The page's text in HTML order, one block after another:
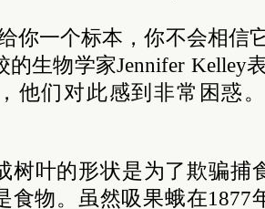
你一个标本，你不会相信
的生物学家Jennifer Kelley
他们对此感到非常困惑
树叶的形状是为了欺骗捕
食物。虽然吸果蛾在1877